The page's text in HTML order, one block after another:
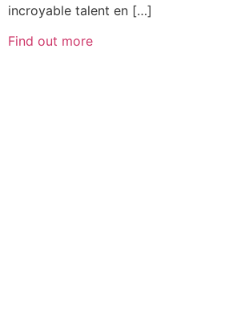
incroyable talent en […]
Find out more